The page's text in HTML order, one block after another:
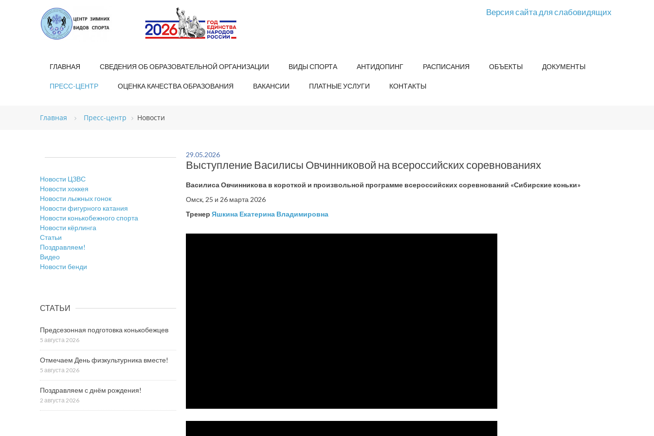
Версия сайта для слабовидящих
ГЛАВНАЯ СВЕДЕНИЯ ОБ ОБРАЗОВАТЕЛЬНОЙ ОРГАНИЗАЦИИ ВИДЫ СПОРТА АНТИДОПИНГ РАСПИСАНИЯ ОБЪЕКТЫ ДОКУМЕНТЫ
ПРЕСС-ЦЕНТР ОЦЕНКА КАЧЕСТВА ОБРАЗОВАНИЯ ВАКАНСИИ ПЛАТНЫЕ УСЛУГИ КОНТАКТЫ
Главная Пресс-центр Новости
29.05.2026
Выступление Василисы Овчинниковой на всероссийских соревнованиях
Василиса Овчинникова в короткой и произвольной программе всероссийских соревнований «Сибирские коньки»
Омск, 25 и 26 марта 2026
Тренер Яшкина Екатерина Владимировна
Новости ЦЗВС
Новости хоккея
Новости лыжных гонок
Новости фигурного катания
Новости конькобежного спорта
Новости кёрлинга
Статьи
Поздравляем!
Видео
Новости бенди
СТАТЬИ
Предсезонная подготовка конькобежцев
5 августа 2026
Отмечаем День физкультурника вместе!
5 августа 2026
Поздравляем с днём рождения!
2 августа 2026